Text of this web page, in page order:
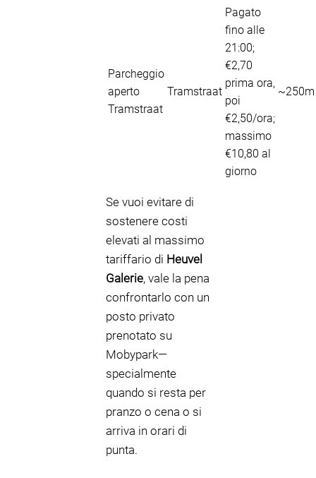
Parcheggio
aperto
Tramstraat
Tramstraat
Pagato
fino alle
21:00;
€2,70
prima ora,
poi
€2,50/ora;
massimo
€10,80 al
giorno
~250m
Se vuoi evitare di
sostenere costi
elevati al massimo
tariffario di Heuvel
Galerie, vale la pena
confrontarlo con un
posto privato
prenotato su
Mobypark—
specialmente
quando si resta per
pranzo o cena o si
arriva in orari di
punta.